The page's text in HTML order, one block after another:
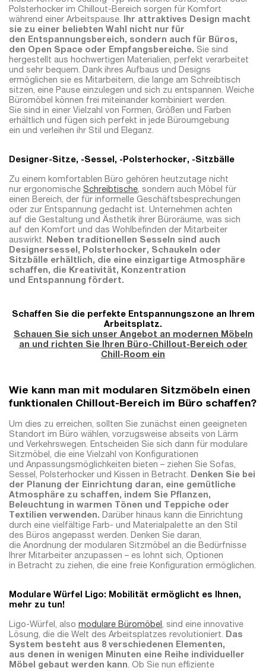
Polsterhocker im Chillout-Bereich sorgen für Komfort
während einer Arbeitspause. Ihr attraktives Design macht
sie zu einer beliebten Wahl nicht nur für
den Entspannungsbereich, sondern auch für Büros,
den Open Space oder Empfangsbereiche. Sie sind
hergestellt aus hochwertigen Materialien, perfekt verarbeitet
und sehr bequem. Dank ihres Aufbaus und Designs
ermöglichen sie es Mitarbeitern, die lange am Schreibtisch
sitzen, eine Pause einzulegen und sich zu entspannen. Weiche
Büromöbel können frei miteinander kombiniert werden.
Sie sind in einer Vielzahl von Formen, Größen und Farben
erhältlich und fügen sich perfekt in jede Büroumgebung
ein und verleihen ihr Stil und Eleganz.
Designer-Sitze, -Sessel, -Polsterhocker, -Sitzbälle
Zu einem komfortablen Büro gehören heutzutage nicht
nur ergonomische Schreibtische, sondern auch Möbel für
einen Bereich, der für informelle Geschäftsbesprechungen
oder zur Entspannung gedacht ist. Unternehmen achten
auf die Gestaltung und Ästhetik ihrer Büroräume, was sich
auf den Komfort und das Wohlbefinden der Mitarbeiter
auswirkt. Neben traditionellen Sesseln sind auch
Designersessel, Polsterhocker, Schaukeln oder
Sitzbälle erhältlich, die eine einzigartige Atmosphäre
schaffen, die Kreativität, Konzentration
und Entspannung fördert.
Schaffen Sie die perfekte Entspannungszone an Ihrem
Arbeitsplatz.
Schauen Sie sich unser Angebot an modernen Möbeln
an und richten Sie Ihren Büro-Chillout-Bereich oder
Chill-Room ein
Wie kann man mit modularen Sitzmöbeln einen
funktionalen Chillout-Bereich im Büro schaffen?
Um dies zu erreichen, sollten Sie zunächst einen geeigneten
Standort im Büro wählen, vorzugsweise abseits von Lärm
und Verkehrswegen. Entscheiden Sie sich dann für modulare
Sitzmöbel, die eine Vielzahl von Konfigurationen
und Anpassungsmöglichkeiten bieten – ziehen Sie Sofas,
Sessel, Polsterhocker und Kissen in Betracht. Denken Sie bei
der Planung der Einrichtung daran, eine gemütliche
Atmosphäre zu schaffen, indem Sie Pflanzen,
Beleuchtung in warmen Tönen und Teppiche oder
Textilien verwenden. Darüber hinaus kann die Einrichtung
durch eine vielfältige Farb- und Materialpalette an den Stil
des Büros angepasst werden. Denken Sie daran,
die Anordnung der modularen Sitzmöbel an die Bedürfnisse
Ihrer Mitarbeiter anzupassen – es lohnt sich, Optionen
in Betracht zu ziehen, die eine freie Konfiguration ermöglichen.
Modulare Würfel Ligo: Mobilität ermöglicht es Ihnen,
mehr zu tun!
Ligo-Würfel, also modulare Büromöbel, sind eine innovative
Lösung, die die Welt des Arbeitsplatzes revolutioniert. Das
System besteht aus 8 verschiedenen Elementen,
aus denen in wenigen Minuten eine Reihe individueller
Möbel gebaut werden kann. Ob Sie nun effiziente